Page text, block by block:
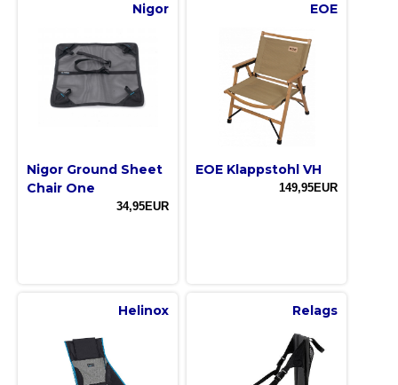
Nigor
Nigor Ground Sheet
Chair One
34,95EUR
EOE
EOE Klappstohl VH
149,95EUR
Helinox Relags